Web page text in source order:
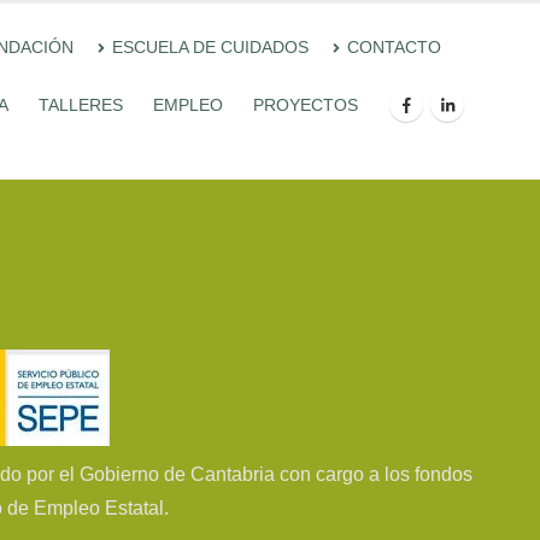
ESCUELA DE CUIDADOS CONTACTO
TALLERES EMPLEO PROYECTOS
por el Gobierno de Cantabria con cargo a los fondos
Empleo Estatal.